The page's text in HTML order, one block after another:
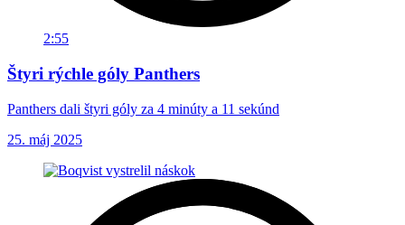
2:55
Štyri rýchle góly Panthers
Panthers dali štyri góly za 4 minúty a 11 sekúnd
25. máj 2025